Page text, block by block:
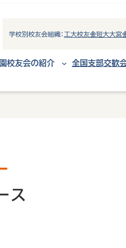
学校別校友会組織： 工大校友会短大大宮
校友会の紹介 全国支部交歓
ス